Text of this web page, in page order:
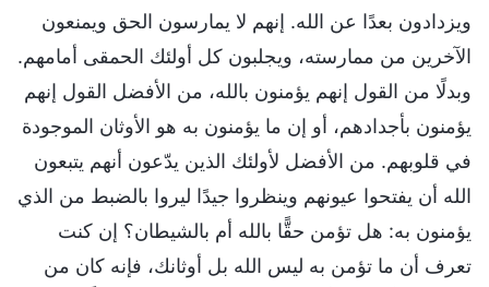
ويزدادون بعدًا عن الله. إنهم لا يمارسون الحق ويمنعون
الآخرين من ممارسته، ويجلبون كل أولئك الحمقى أمامهم.
وبدلًا من القول إنهم يؤمنون بالله، من الأفضل القول إنهم
يؤمنون بأجدادهم، أو إن ما يؤمنون به هو الأوثان الموجودة
في قلوبهم. من الأفضل لأولئك الذين يدّعون أنهم يتبعون
الله أن يفتحوا عيونهم وينظروا جيدًا ليروا بالضبط من الذي
يؤمنون به: هل تؤمن حقًّا بالله أم بالشيطان؟ إن كنت
تعرف أن ما تؤمن به ليس الله بل أوثانك، فإنه كان من